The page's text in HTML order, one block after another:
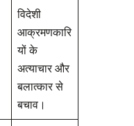
विदेशी
आक्रमणकारि
यों के
अत्याचार और
बलात्कार से
बचाव।